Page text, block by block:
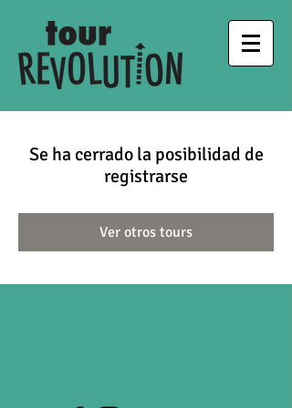
Se ha cerrado la posibilidad de
registrarse
Ver otros tours